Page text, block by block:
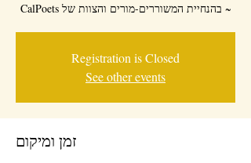
~ בהנחיית המשוררים-מורים והצוות של CalPoets
Registration is Closed
See other events
זמן ומיקום